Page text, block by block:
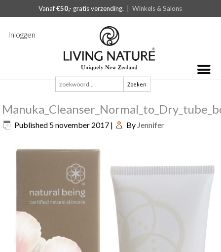
Vanaf€50,- gratis verzending. |Winkels & Salons
Inloggen
Zoeken
naar:
Published 5 november 2017 | By Jennifer